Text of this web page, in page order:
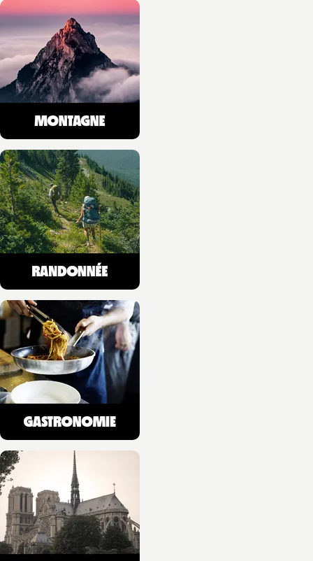
NOUVEAUTÉ
Insectes en Montagne
(2e ed)
Blandine Delenatte
05/08/2026
NOUVEAUTÉ
VOYAGES, SPORT ET HOBBIES
Agenda montagne 2027
Ji-Young Demol Park
NOUVEAUTÉ
plus belles
Jean-Luc Girod
17/06/2026
NOUVEAUTÉ
VOYAGES, SPORT ET HOBBIES
Une histoire du mont
Blanc